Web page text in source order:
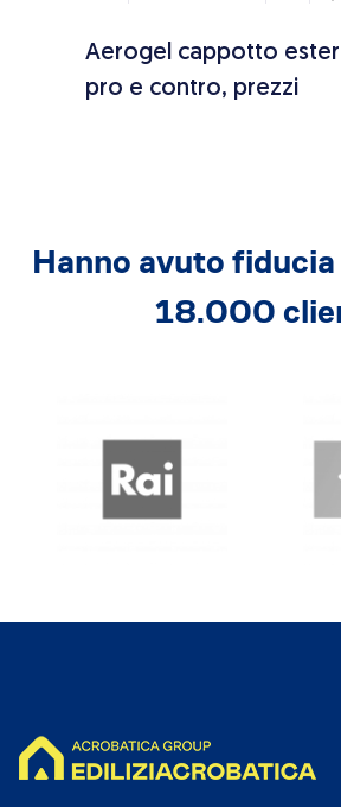
Aerogel cappotto
pro e contro, prezzi
Hanno avuto
18.000